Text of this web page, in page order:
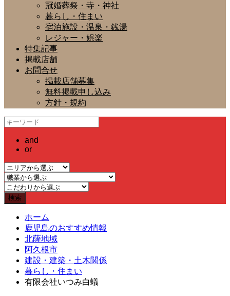
冠婚葬祭・寺・神社
暮らし・住まい
宿泊施設・温泉・銭湯
レジャー・娯楽
特集記事
掲載店舗
お問合せ
掲載店舗募集
無料掲載申し込み
方針・規約
and
or
ホーム
鹿児島のおすすめ情報
北薩地域
阿久根市
建設・建築・土木関係
暮らし・住まい
有限会社いつみ白蟻